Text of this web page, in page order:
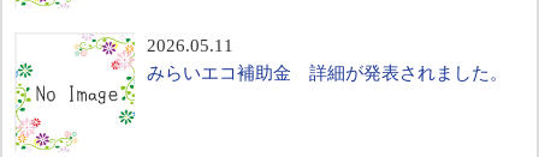
2026.05.11
みらいエコ補助金 詳細が発表されました。